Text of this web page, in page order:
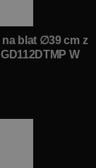
blat ∅39 cm z
W